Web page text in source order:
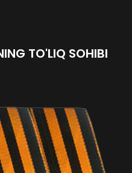
TO'LIQ SOHIBI